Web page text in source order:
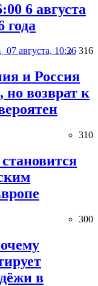
6 августа
года
07 августа, 10:26 316
и Россия
но возврат к
310
300
в